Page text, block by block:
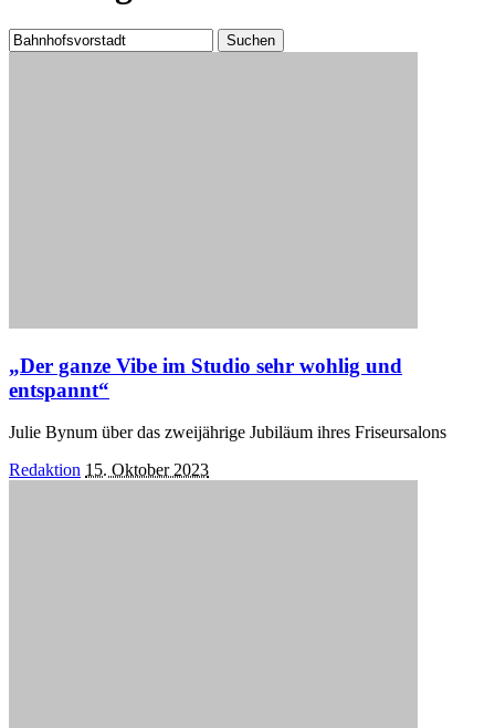
Suchen
nach:
„Der ganze Vibe im Studio sehr wohlig und
entspannt“
Julie Bynum über das zweijährige Jubiläum ihres Friseursalons
Posted
Redaktion 15. Oktober 2023